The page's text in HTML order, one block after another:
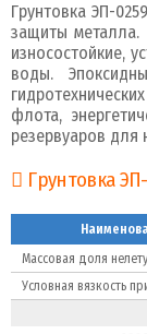
Грунтовка ЭП-
защиты металла.
износостойкие,
воды.
флота,
резервуаров для
Грунтовка
Массовая доля
Условная вязкость